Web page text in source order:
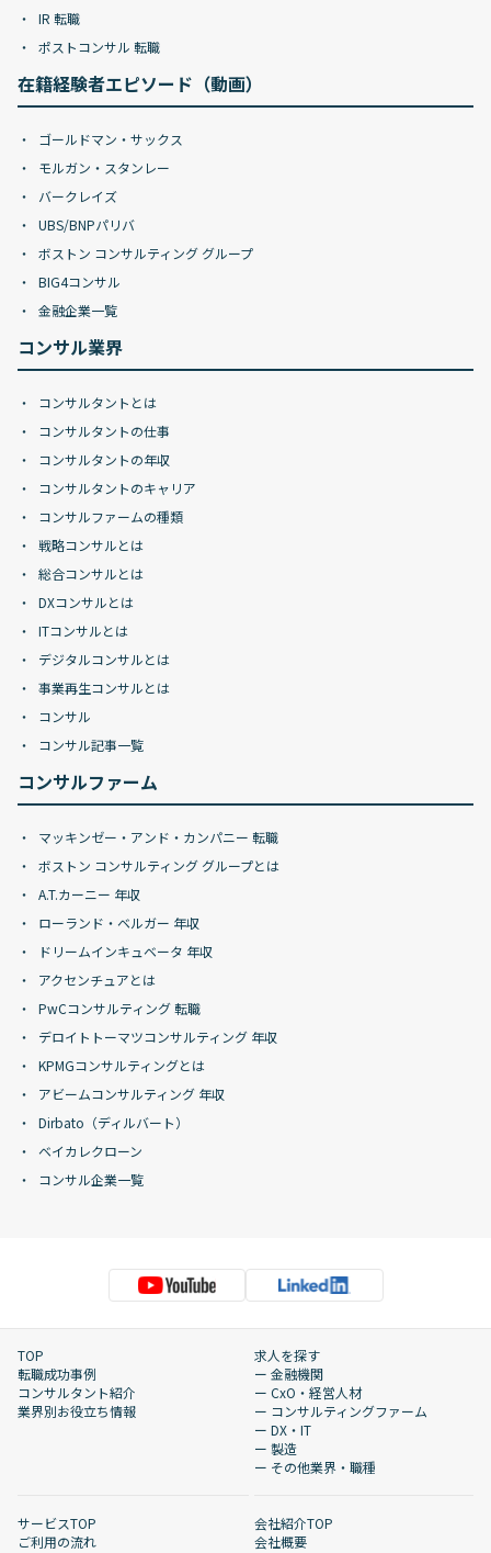
IR 転職
ポストコンサル 転職
在籍経験者エピソード（動画）
ゴールドマン・サックス
モルガン・スタンレー
バークレイズ
UBS/BNPパリバ
ボストン コンサルティング グループ
BIG4コンサル
金融企業一覧
コンサル業界
コンサルタントとは
コンサルタントの仕事
コンサルタントの年収
コンサルタントのキャリア
コンサルファームの種類
戦略コンサルとは
総合コンサルとは
DXコンサルとは
ITコンサルとは
デジタルコンサルとは
事業再生コンサルとは
コンサル
コンサル記事一覧
コンサルファーム
マッキンゼー・アンド・カンパニー 転職
ボストン コンサルティング グループとは
A.T.カーニー 年収
ローランド・ベルガー 年収
ドリームインキュベータ 年収
アクセンチュアとは
PwCコンサルティング 転職
デロイトトーマツコンサルティング 年収
KPMGコンサルティングとは
アビームコンサルティング 年収
Dirbato（ディルバート）
ベイカレクローン
コンサル企業一覧
TOP
転職成功事例
コンサルタント紹介
業界別お役立ち情報
求人を探す
ー 金融機関
ー CxO・経営人材
ー コンサルティングファーム
ー DX・IT
ー 製造
ー その他業界・職種
サービスTOP
ご利用の流れ
会社紹介TOP
会社概要